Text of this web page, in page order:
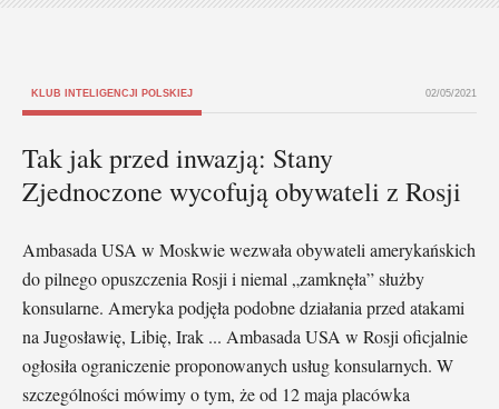
KLUB INTELIGENCJI POLSKIEJ 02/05/2021
Tak jak przed inwazją: Stany
Zjednoczone wycofują obywateli z Rosji
Ambasada USA w Moskwie wezwała obywateli amerykańskich
do pilnego opuszczenia Rosji i niemal „zamknęła” służby
konsularne. Ameryka podjęła podobne działania przed atakami
na Jugosławię, Libię, Irak ... Ambasada USA w Rosji oficjalnie
ogłosiła ograniczenie proponowanych usług konsularnych. W
szczególności mówimy o tym, że od 12 maja placówka